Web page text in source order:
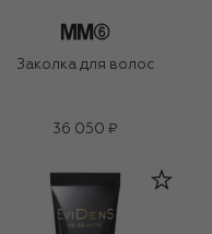
Заколка для волос
36 050 ₽